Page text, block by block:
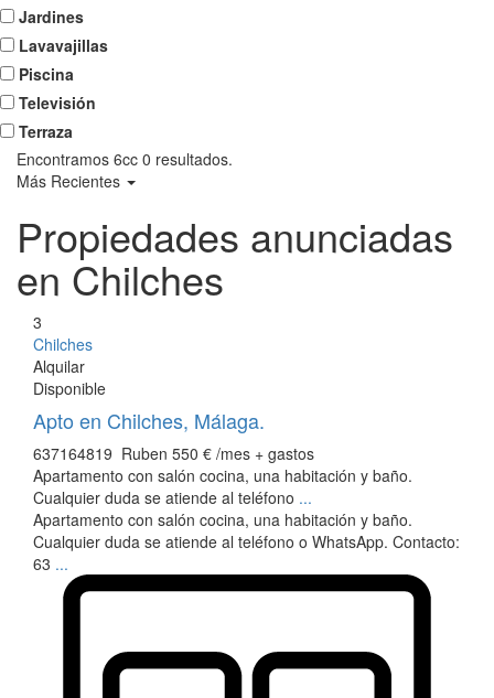
Jardines
Lavavajillas
Piscina
Televisión
Terraza
Encontramos 6cc 0 resultados.
Más Recientes
Propiedades anunciadas
en Chilches
3
Chilches
Alquilar
Disponible
Apto en Chilches, Málaga.
637164819 Ruben 550 € /mes + gastos
Apartamento con salón cocina, una habitación y baño.
Cualquier duda se atiende al teléfono ...
Apartamento con salón cocina, una habitación y baño.
Cualquier duda se atiende al teléfono o WhatsApp. Contacto:
63 ...